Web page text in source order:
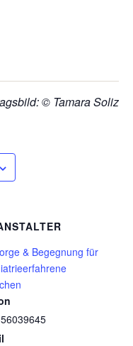
© Tamara Soliz
& Begegnung für